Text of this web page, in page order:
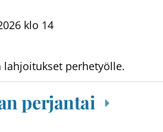
klo 14
lahjoitukset perhetyölle.
perjantai